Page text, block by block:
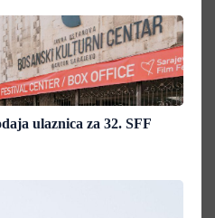
ulaznica za 32. SFF